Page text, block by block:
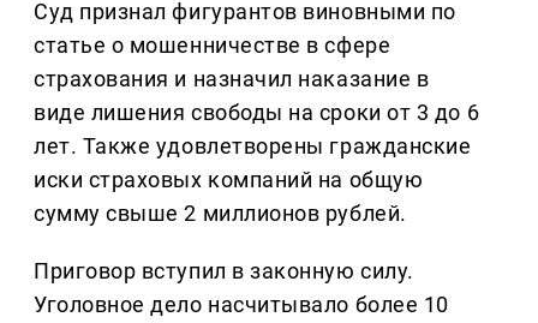
Суд признал фигурантов виновными по
статье о мошенничестве в сфере
страхования и назначил наказание в
виде лишения свободы на сроки от 3 до 6
лет. Также удовлетворены гражданские
иски страховых компаний на общую
сумму свыше 2 миллионов рублей.
Приговор вступил в законную силу.
Уголовное дело насчитывало более 10